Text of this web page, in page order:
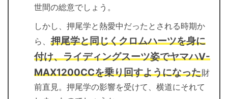
世間の総意でしょう。
しかし、押尾学と熱愛中だったとされる時期か
ら、 押尾学と同じくクロムハーツを身に
付け、ライディングスーツ姿でヤマハV-
MAX1200CCを乗り回すようになった財
前直見。押尾学の影響を受けて、横道にそれて